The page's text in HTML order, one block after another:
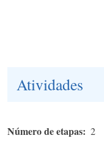
Atividades
Número de etapas 2